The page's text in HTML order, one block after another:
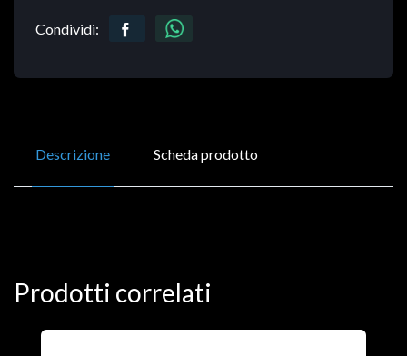
Condividi:
Descrizione Scheda prodotto
Prodotti correlati